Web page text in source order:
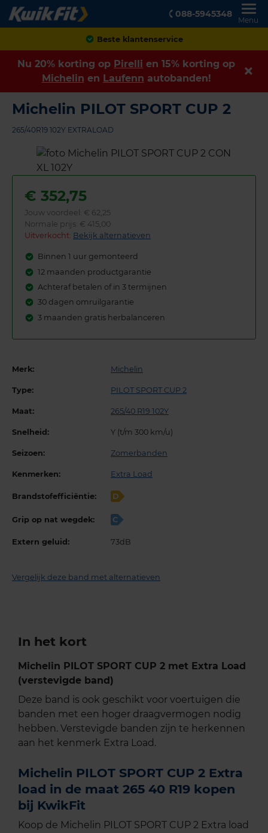
088-5945348
Menu
Achteraf betalen
Nu 20% korting op Pirelli en 15% korting op
Michelin en Laufenn autobanden!
Michelin PILOT SPORT CUP 2
265/40R19 102Y EXTRALOAD
€ 352,75
Jouw voordeel: € 62,25
Normale prijs: € 415,00
Uitverkocht: Bekijk alternatieven
Binnen 1 uur gemonteerd
12 maanden productgarantie
Achteraf betalen of in 3 termijnen
30 dagen omruilgarantie
3 maanden gratis herbalanceren
Merk: Michelin
Type: PILOT SPORT CUP 2
Maat: 265/40 R19 102Y
Snelheid: Y (t/m 300 km/u)
Seizoen: Zomerbanden
Kenmerken: Extra Load
Brandstofefficiëntie: D
Grip op nat wegdek: C
Extern geluid: 73dB
Vergelijk deze band met alternatieven
In het kort
Michelin PILOT SPORT CUP 2 met Extra Load
(verstevigde band)
Deze band is ook geschikt voor voertuigen die
banden met een hoger draagvermogen nodig
hebben. Verstevigde banden zijn te herkennen
aan het kenmerk Extra Load.
Michelin PILOT SPORT CUP 2 Extra
load in de maat 265 40 R19 kopen
bij KwikFit
Koop de Michelin PILOT SPORT CUP 2 Extra load